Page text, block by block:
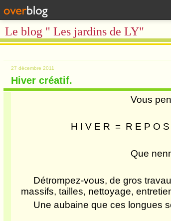
Le blog " Les jardins de LY"
27 décembre 2011
Hiver créatif.
Vous
H I V E R = R E P O S du
Que nenni
Détrompez-vous, de gros
massifs, tailles, nettoyage,
Une aubaine que ces longues